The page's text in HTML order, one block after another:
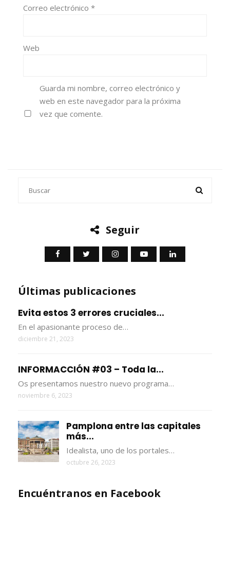
Correo electrónico *
Web
Guarda mi nombre, correo electrónico y
web en este navegador para la próxima
vez que comente.
Seguir
Últimas publicaciones
Evita estos 3 errores cruciales...
En el apasionante proceso de…
diciembre 21, 2023
INFORMACCIÓN #03 – Toda la...
Os presentamos nuestro nuevo programa…
noviembre 6, 2023
Pamplona entre las capitales
más...
Idealista, uno de los portales…
octubre 26, 2023
Encuéntranos en Facebook